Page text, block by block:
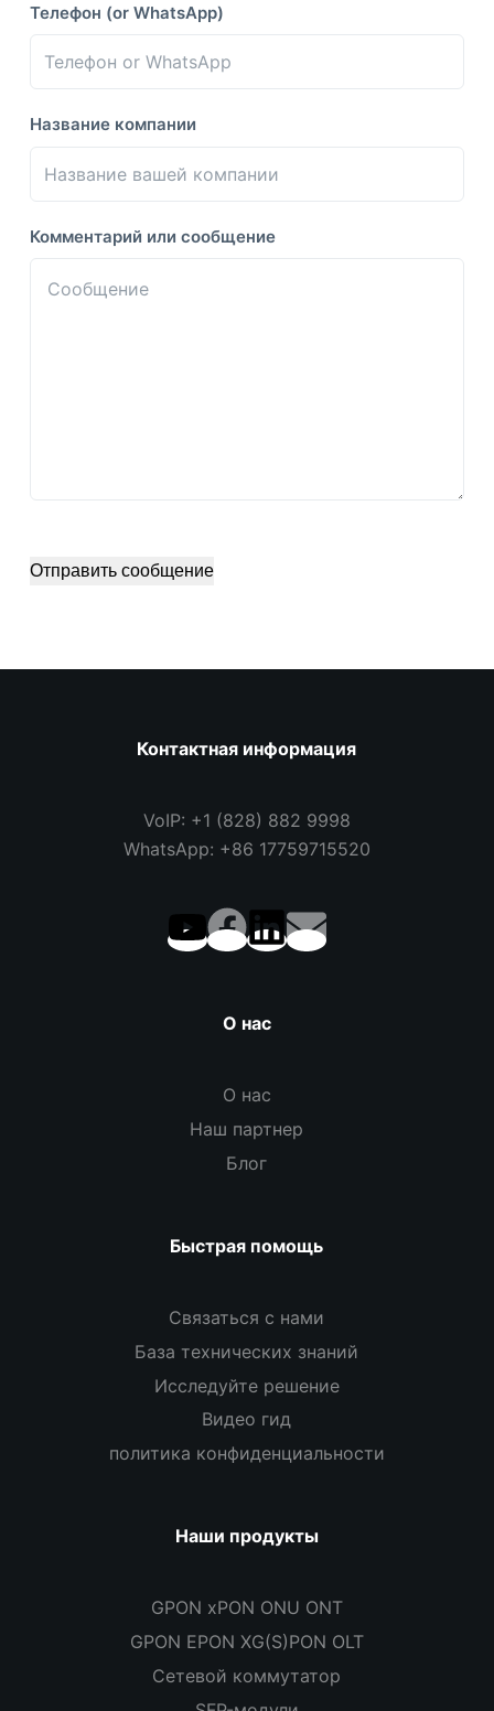
Телефон (or WhatsApp)
Название компании
Комментарий или сообщение
Отправить сообщение
Контактная информация
VoIP: +1 (828) 882 9998
WhatsApp: +86 17759715520
О нас
О нас
Наш партнер
Блог
Быстрая помощь
Связаться с нами
База технических знаний
Исследуйте решение
Видео гид
политика конфиденциальности
Наши продукты
GPON xPON ONU ONT
GPON EPON XG(S)PON OLT
Сетевой коммутатор